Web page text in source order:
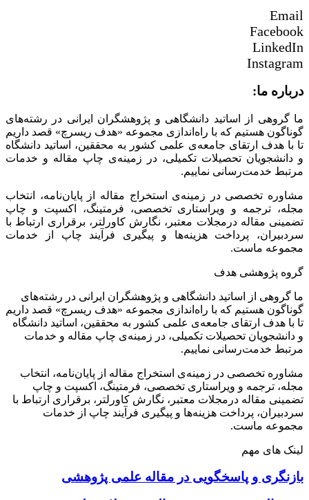
Email
Facebook
LinkedIn
Instagram
درباره ما:
ما گروهی از اساتید دانشگاهی و پژوهشگران ایرانی در رشته‌های
گوناگون هستیم که با راه‌اندازی مجموعه «هدف ریسرچ» قصد داریم
تا با هدف ارتقای جامعه‌ی علمی کشور به محققین، اساتید دانشگاه
و دانشجویان تحصیلات تکمیلی، در زمینه‌ی چاپ مقاله و خدمات
مرتبط خدمت‌رسانی نماییم.
مشاوره تخصصی در زمینه‌ی استخراج مقاله از پایان‌نامه، انتخاب
مجله، ترجمه و ویراستاری تخصصی، فرمتینگ، اکسپت و چاپ
تضمینی مقاله درمجلات معتبر، نگارش کاورلتر، برقراری ارتباط با
سردبیران، پرداخت هزینه‌ها و پیگیری فرآیند چاپ از خدمات
مجموعه ماست.
گروه پژوهشی هدف
ما گروهی از اساتید دانشگاهی و پژوهشگران ایرانی در رشته‌های
گوناگون هستیم که با راه‌اندازی مجموعه «هدف ریسرچ» قصد داریم
تا با هدف ارتقای جامعه‌ی علمی کشور به محققین، اساتید دانشگاه
و دانشجویان تحصیلات تکمیلی، در زمینه‌ی چاپ مقاله و خدمات
مرتبط خدمت‌رسانی نماییم.
مشاوره تخصصی در زمینه‌ی استخراج مقاله از پایان‌نامه، انتخاب
مجله، ترجمه و ویراستاری تخصصی، فرمتینگ، اکسپت و چاپ
تضمینی مقاله درمجلات معتبر، نگارش کاورلتر، برقراری ارتباط با
سردبیران، پرداخت هزینه‌ها و پیگیری فرآیند چاپ از خدمات
مجموعه ماست.
لینک های مهم
بازنگری و پاسخگویی در مقاله علمی پژوهشی